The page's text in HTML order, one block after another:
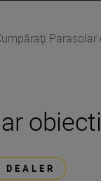
Parasolar